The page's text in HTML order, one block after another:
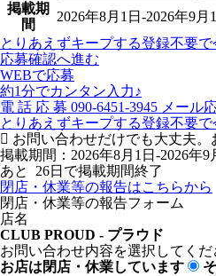
掲載期
間
2026年8月1日-2026年9月
とりあえずキープする登録不要で
応募確認へ進む
WEBで応募
約1分でカンタン入力♪
電 話 応 募 090-6451-3945 メール
とりあえずキープする登録不要で
お問い合わせだけでも大丈夫。
掲載期間：2026年8月1日-2026年9
あと 26日で掲載期間終了
閉店・休業等の報告はこちらから
閉店・休業等の報告フォーム
店名
CLUB PROUD - プラウド
お問い合わせ内容を選択してくだ
お店は閉店・休業しています